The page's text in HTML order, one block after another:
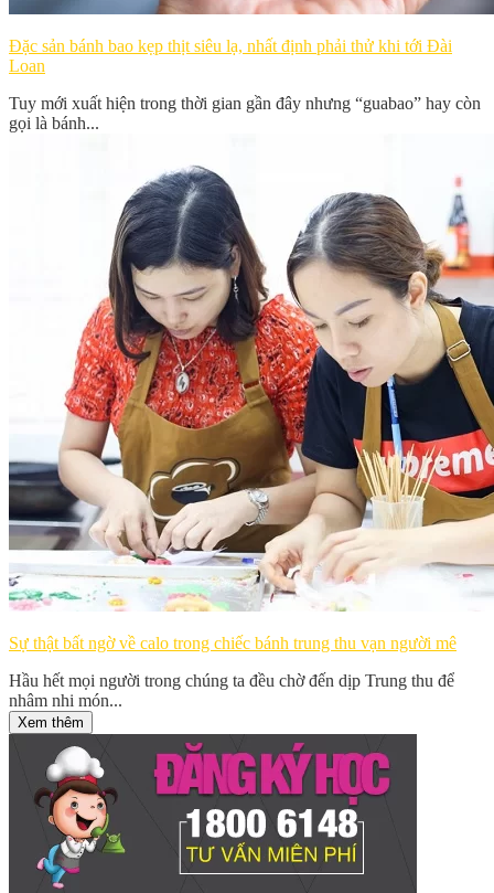
Đặc sản bánh bao kẹp thịt siêu lạ, nhất định phải thử khi tới Đài
Loan
Tuy mới xuất hiện trong thời gian gần đây nhưng “guabao” hay còn
gọi là bánh...
Sự thật bất ngờ về calo trong chiếc bánh trung thu vạn người mê
Hầu hết mọi người trong chúng ta đều chờ đến dịp Trung thu để
nhâm nhi món...
Xem thêm